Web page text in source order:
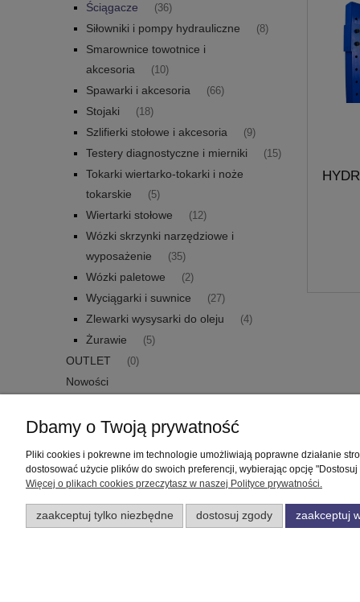
Ściągacze (36)
Siłowniki i pompy hydrauliczne (8)
Smarownice towotnice i
akcesoria
(10)
Spawarki i akcesoria (66)
Stojaki (18)
Szlifierki stołowe i akcesoria (9)
Testery diagnostyczne i mierniki (15)
Tokarki wiertarko-tokarki i noże
tokarskie
(5)
Wiertarki stołowe (12)
Wózki skrzynki narzędziowe i
wyposażenie
(35)
Wózki paletowe (2)
Wyciągarki i suwnice (27)
Zlewarki wysysarki do oleju (4)
Żurawie (5)
OUTLET (0)
Nowości
Pomoc
Regulamin
Moje konto
Ustawienia konta
Dbamy o Twoją prywatność
Pliki cookies i pokrewne im technologie umożliwiają poprawne działanie
dostosować użycie plików do swoich preferencji, wybierając opcję "Dostosuj
Więcej o plikach cookies przeczytasz w naszej Polityce prywatności.
zaakceptuj tylko niezbędne dostosuj zgody zaakceptuj